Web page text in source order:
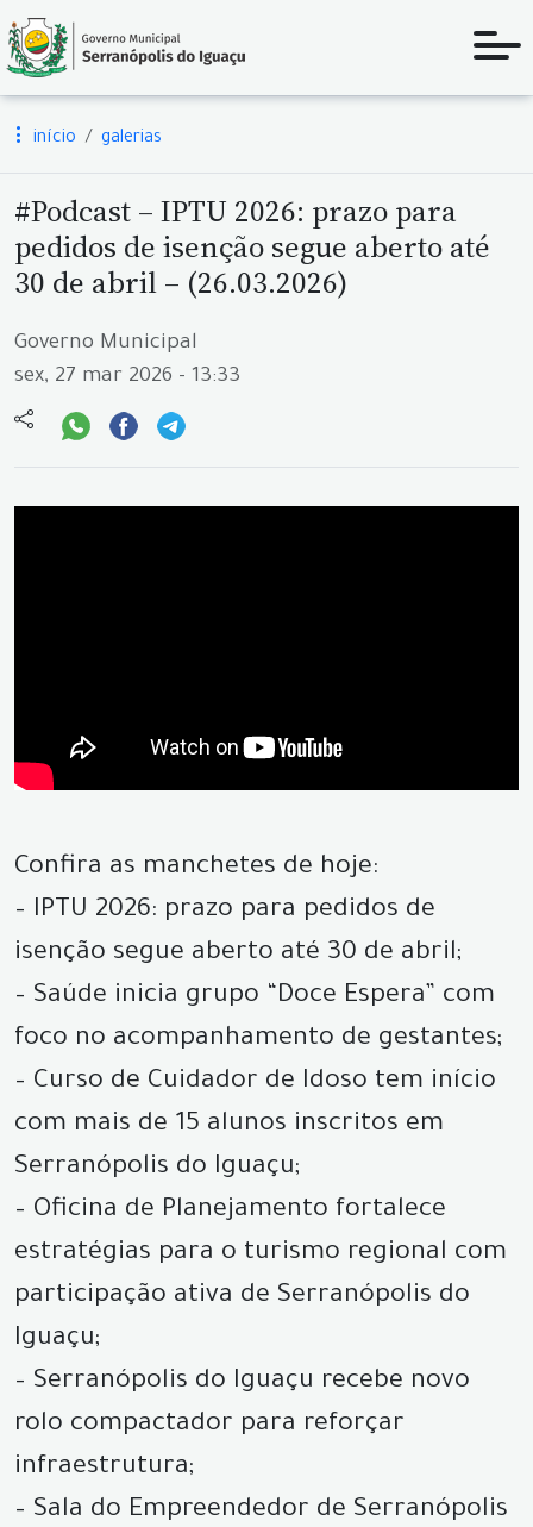
início galerias
#Podcast – IPTU 2026: prazo para
pedidos de isenção segue aberto até
30 de abril – (26.03.2026)
Governo Municipal
sex, 27 mar 2026 - 13:33
Confira as manchetes de hoje:
– IPTU 2026: prazo para pedidos de
isenção segue aberto até 30 de abril;
– Saúde inicia grupo “Doce Espera” com
foco no acompanhamento de gestantes;
– Curso de Cuidador de Idoso tem início
com mais de 15 alunos inscritos em
Serranópolis do Iguaçu;
– Oficina de Planejamento fortalece
estratégias para o turismo regional com
participação ativa de Serranópolis do
Iguaçu;
– Serranópolis do Iguaçu recebe novo
rolo compactador para reforçar
infraestrutura;
– Sala do Empreendedor de Serranópolis